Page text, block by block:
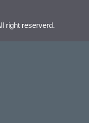
right reserverd.